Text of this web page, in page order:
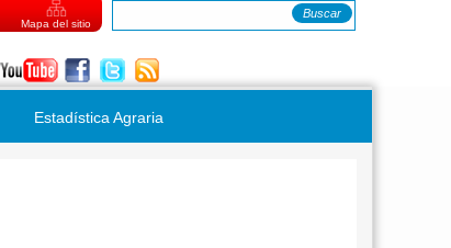
Mapa del sitio
FORMULARIO DE BÚSQUEDA
Buscar
Estadística Agraria